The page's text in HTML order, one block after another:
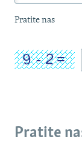
Pratite nas
Pratite